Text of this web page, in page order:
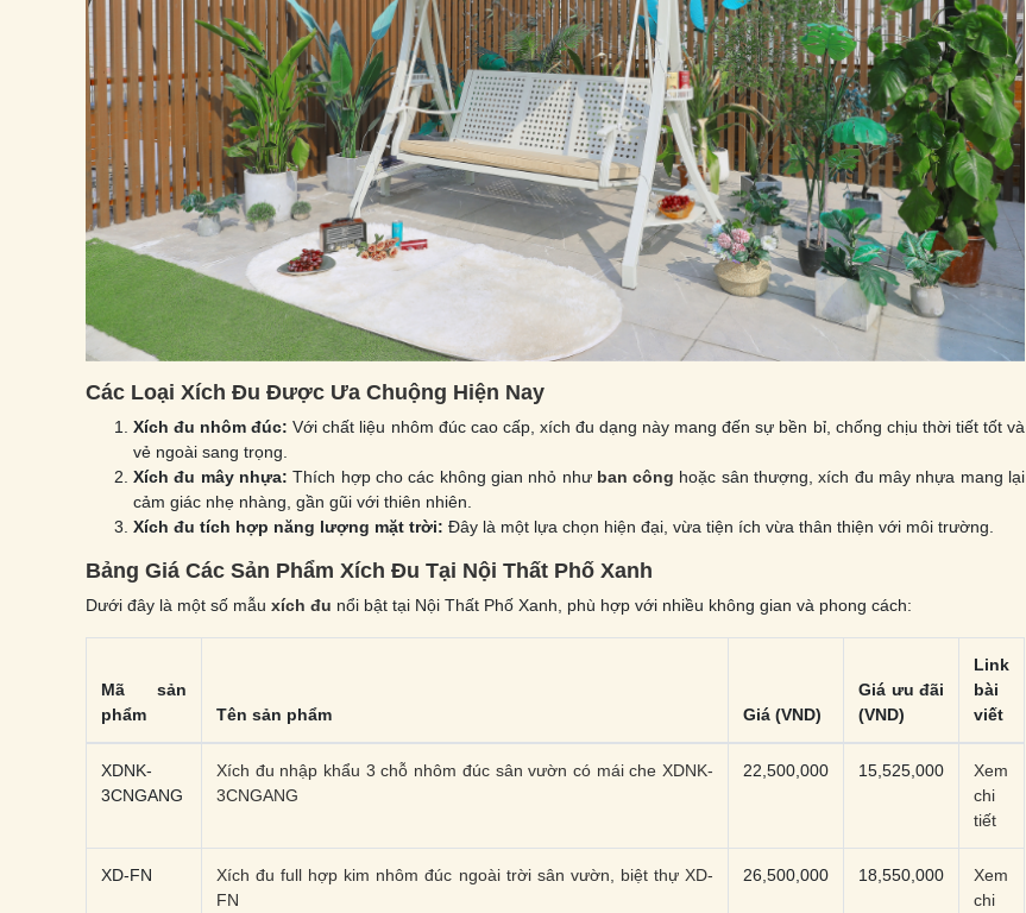
Các Loại Xích Đu Được Ưa Chuộng Hiện Nay
Xích đu nhôm đúc: Với chất liệu nhôm đúc cao cấp, xích đu dạng này mang đến sự bền bỉ, chống chịu thời tiết tốt và
vẻ ngoài sang trọng.
Xích đu mây nhựa: Thích hợp cho các không gian nhỏ như ban công hoặc sân thượng, xích đu mây nhựa mang lại
cảm giác nhẹ nhàng, gần gũi với thiên nhiên.
Xích đu tích hợp năng lượng mặt trời: Đây là một lựa chọn hiện đại, vừa tiện ích vừa thân thiện với môi trường.
Bảng Giá Các Sản Phẩm Xích Đu Tại Nội Thất Phố Xanh
Dưới đây là một số mẫu xích đu nổi bật tại Nội Thất Phố Xanh, phù hợp với nhiều không gian và phong cách:
Mã sản
phẩm
Tên sản phẩm Giá (VND)
Giá ưu đãi
(VND)
Link
bài
viết
XDNK-
3CNGANG
Xích đu nhập khẩu 3 chỗ nhôm đúc sân vườn có mái che XDNK-
3CNGANG
22,500,000 15,525,000
Xem
chi
tiết
XD-FN
Xích đu full hợp kim nhôm đúc ngoài trời sân vườn, biệt thự XD-
FN
26,500,000 18,550,000
Xem
chi